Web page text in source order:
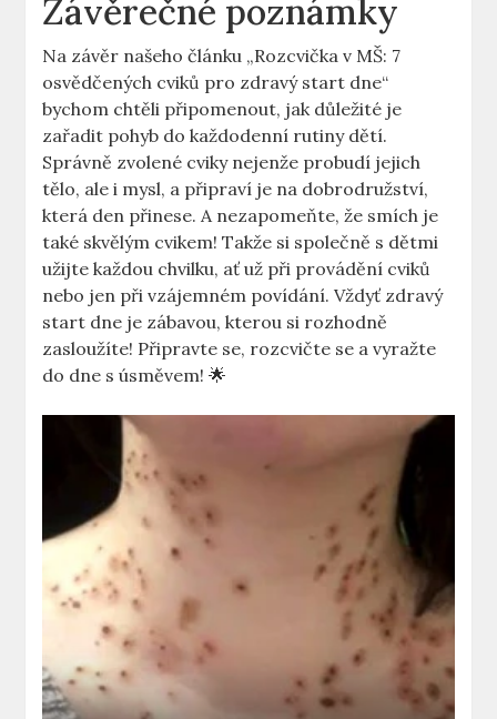
Závěrečné poznámky
Na závěr našeho článku „Rozcvička v MŠ: 7
osvědčených cviků pro zdravý start dne“
bychom chtěli připomenout, jak důležité je
zařadit pohyb do každodenní rutiny dětí.
Správně zvolené cviky nejenže probudí jejich
tělo, ale i mysl, a připraví je na dobrodružství,
která den přinese. A nezapomeňte, že smích je
také skvělým cvikem! Takže si společně s dětmi
užijte každou chvilku, ať už při provádění cviků
nebo jen při vzájemném povídání. Vždyť zdravý
start dne je zábavou, kterou si rozhodně
zasloužíte! Připravte se, rozcvičte se a vyražte
do dne s úsměvem! 🌟